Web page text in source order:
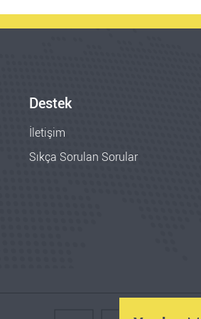
Destek
İletişim
Sıkça Sorulan Sorular